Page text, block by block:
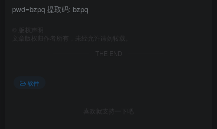
pwd=bzpq 提取码: bzpq
版权声明
文章版权归作者所有，未经允许请勿转载。
THE END
软件
喜欢就支持一下吧